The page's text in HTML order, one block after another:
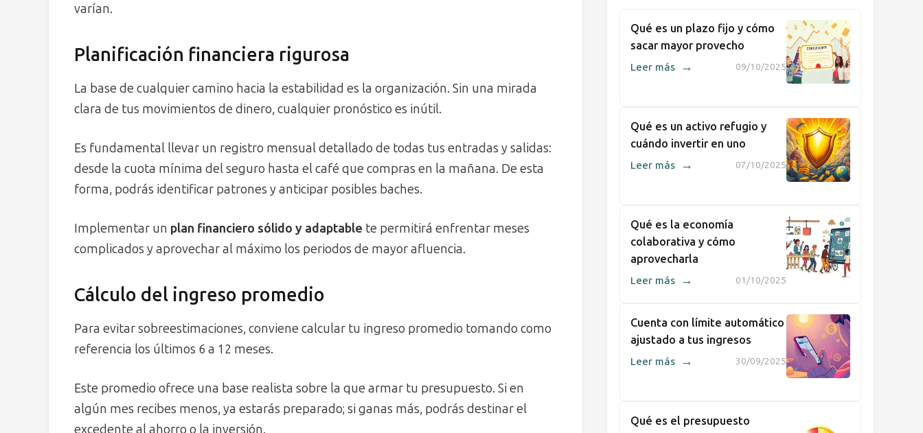
varían.
Planificación financiera rigurosa
La base de cualquier camino hacia la estabilidad es la organización. Sin una mirada
clara de tus movimientos de dinero, cualquier pronóstico es inútil.
Es fundamental llevar un registro mensual detallado de todas tus entradas y salidas:
desde la cuota mínima del seguro hasta el café que compras en la mañana. De esta
forma, podrás identificar patrones y anticipar posibles baches.
Implementar un plan financiero sólido y adaptable te permitirá enfrentar meses
complicados y aprovechar al máximo los periodos de mayor afluencia.
Cálculo del ingreso promedio
Para evitar sobreestimaciones, conviene calcular tu ingreso promedio tomando como
referencia los últimos 6 a 12 meses.
Este promedio ofrece una base realista sobre la que armar tu presupuesto. Si en
algún mes recibes menos, ya estarás preparado; si ganas más, podrás destinar el
excedente al ahorro o la inversión.
Qué es un plazo fijo y cómo
sacar mayor provecho
09/10/2025
Leer más →
Qué es un activo refugio y
cuándo invertir en uno
07/10/2025
Leer más →
Qué es la economía
colaborativa y cómo
aprovecharla
01/10/2025
Leer más →
Cuenta con límite automático
ajustado a tus ingresos
30/09/2025
Leer más →
Qué es el presupuesto